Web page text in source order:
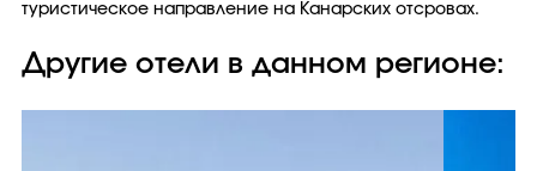
туристическое направление на Канарских отсровах.
Другие отели в данном регионе: